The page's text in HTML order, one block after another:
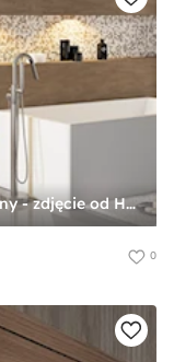
Oświetlenie - Łazienka, styl nowoczesny - zdjęcie od Häfele
0